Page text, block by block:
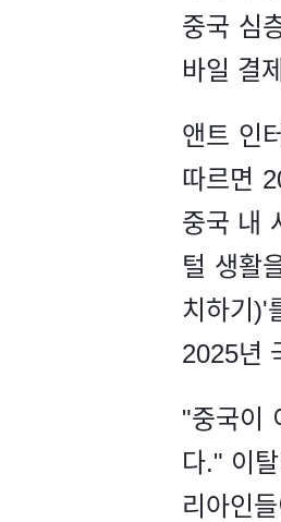
중국 심
바일 결
앤트 인
따르면
중국 내
털 생활
치하기)'
2025년
"중국이
다." 이
리아인